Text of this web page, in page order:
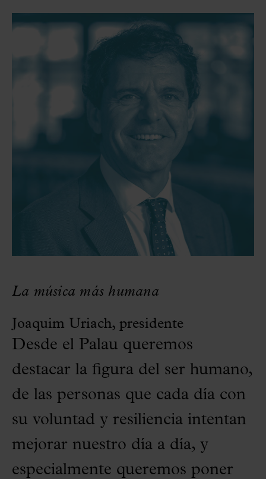
La música más humana
Joaquim Uriach, presidente
Desde el Palau queremos
destacar la figura del ser humano,
de las personas que cada día con
su voluntad y resiliencia intentan
mejorar nuestro día a día, y
especialmente queremos poner